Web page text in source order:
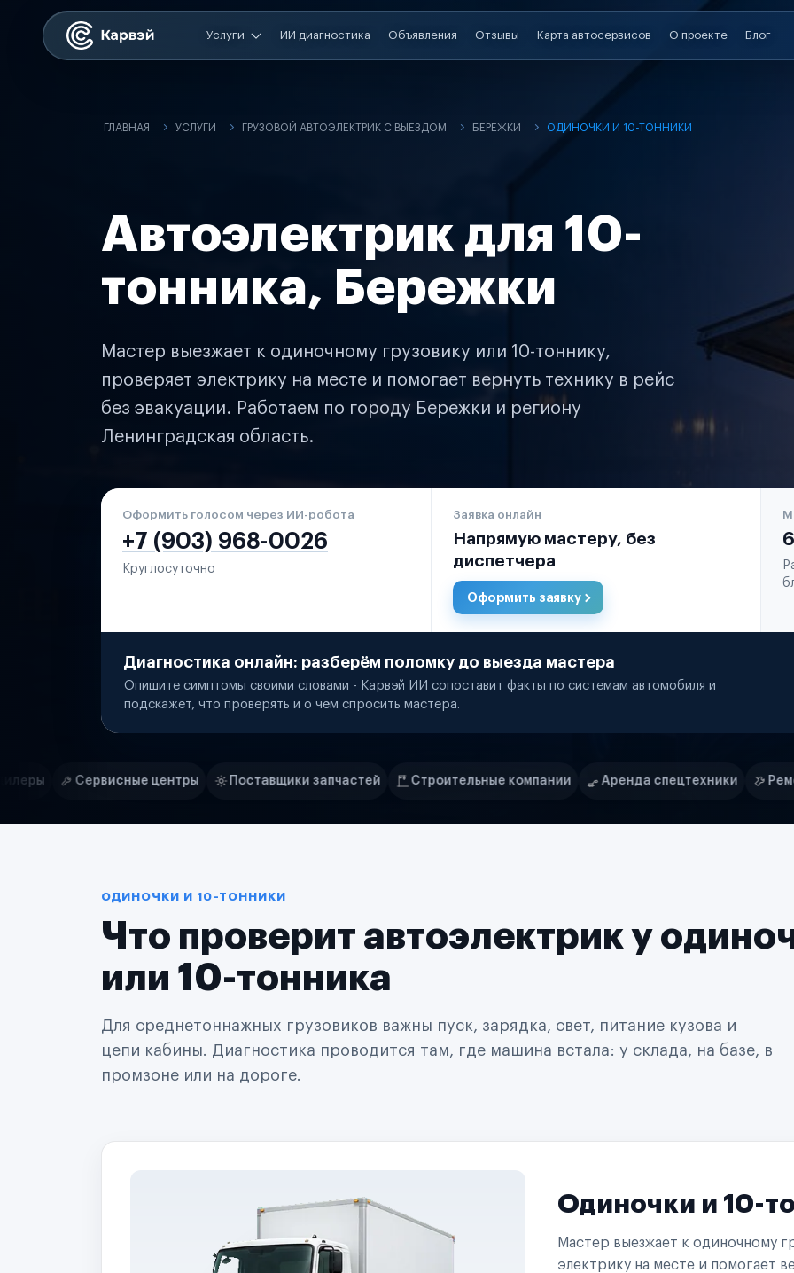
Услуги ИИ диагностика Объявления Отзывы Карта автосервисов О проекте Блог
ГЛАВНАЯ УСЛУГИ ГРУЗОВОЙ АВТОЭЛЕКТРИК С ВЫЕЗДОМ БЕРЕЖКИ ОДИНОЧКИ И 10-ТОННИКИ
Автоэлектрик для 10-
тонника, Бережки
Мастер выезжает к одиночному грузовику или 10-тоннику,
проверяет электрику на месте и помогает вернуть технику в рейс
без эвакуации. Работаем по городу Бережки и региону
Ленинградская область.
Оформить голосом через ИИ-робота
+7 (903) 968-0026
Круглосуточно
Заявка онлайн
Напрямую мастеру, без
диспетчера
Оформить заявку
Диагностика онлайн: разберём поломку до выезда мастера
Опишите симптомы своими словами - Карвэй ИИ сопоставит факты по системам автомобиля и
подскажет, что проверять и о чём спросить мастера.
Нам доверяют
центры Поставщики запчастей Строительные компании Аренда спецтехники Ремонт спецтехники
Маркетплейсы
Логистические компании
Поставщики запчастей
Строительные компании
Ремонт спецтехники
Управляющие компании
Страховые компании
B2B-дистрибьюторы
ОДИНОЧКИ И 10-ТОННИКИ
Что проверит автоэлектрик у
или 10-тонника
Для среднетоннажных грузовиков важны пуск, зарядка, свет, питание кузова и
цепи кабины. Диагностика проводится там, где машина встала: у склада, на базе, в
промзоне или на дороге.
Одиночки и 10-
Мастер выезжает к одиночному
электрику на месте и помогает